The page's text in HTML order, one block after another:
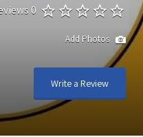
0 Reviews
Write a Review